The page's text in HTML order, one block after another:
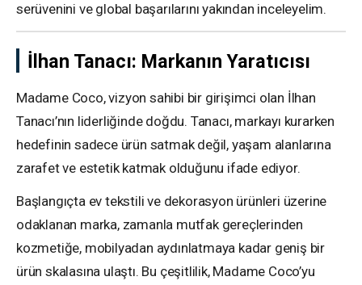
serüvenini ve global başarılarını yakından inceleyelim.
İlhan Tanacı: Markanın Yaratıcısı
Madame Coco, vizyon sahibi bir girişimci olan İlhan
Tanacı’nın liderliğinde doğdu. Tanacı, markayı kurarken
hedefinin sadece ürün satmak değil, yaşam alanlarına
zarafet ve estetik katmak olduğunu ifade ediyor.
Başlangıçta ev tekstili ve dekorasyon ürünleri üzerine
odaklanan marka, zamanla mutfak gereçlerinden
kozmetiğe, mobilyadan aydınlatmaya kadar geniş bir
ürün skalasına ulaştı. Bu çeşitlilik, Madame Coco’yu